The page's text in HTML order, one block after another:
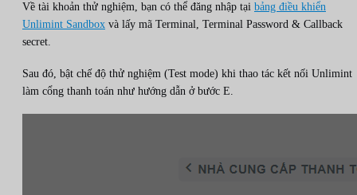
Về tài khoản thử nghiệm, bạn có thể đăng nhập tại bảng điều khiển
Unlimint Sandbox và lấy mã Terminal, Terminal Password & Callback
secret.
Sau đó, bật chế độ thử nghiệm (Test mode) khi thao tác kết nối Unlimint
làm cổng thanh toán như hướng dẫn ở bước E.